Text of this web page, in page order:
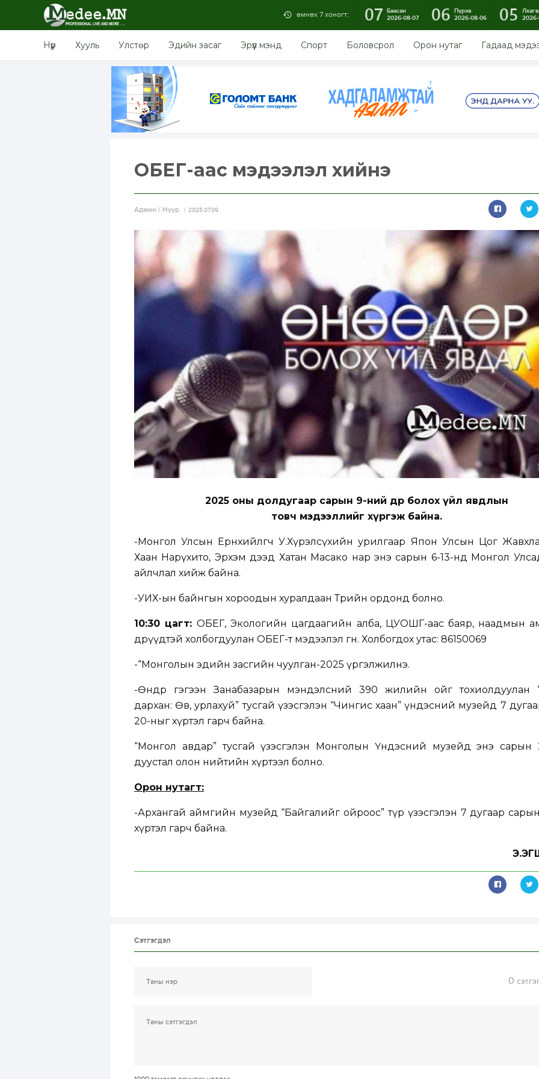
өмнөх 7 хоногт: 07 Баасан
2026-08-07
06 Пүрэв
2026-08-06
05
Нүүр Хууль Улстөр Эдийн засаг Эрүүл мэнд Спорт Боловсрол Орон нутаг Гадаад
ОБЕГ-аас мэдээлэл хийнэ
Aдмин / Нүүр 2025.07.09
2025 оны долдугаар сарын 9-ний өдөр болох үйл явдлын
товч мэдээллийг хүргэж байна.
-Монгол Улсын Ерөнхийлөгч У.Хүрэлсүхийн урилгаар Япон Улсын Цог
Хаан Нарүхито, Эрхэм дээд Хатан Масако нар энэ сарын 6-13-нд Монгол
айлчлал хийж байна.
-УИХ-ын байнгын хороодын хуралдаан Төрийн ордонд болно.
10:30 цагт:ОБЕГ, Экологийн цагдаагийн алба, ЦУОШГ-аас баяр, наадмын
өдрүүдтэй холбогдуулан ОБЕГ-т мэдээлэл өгнө. Холбогдох утас: 86150069
-“Монголын эдийн засгийн чуулган-2025 үргэлжилнэ.
-Өндөр гэгээн Занабазарын мэндэлсний 390 жилийн ойг тохиолдуулан
дархан: Өв, урлахуй” тусгай үзэсгэлэн “Чингис хаан” үндэсний музейд 7
20-ныг хүртэл гарч байна.
“Монгол авдар” тусгай үзэсгэлэн Монголын Үндэсний музейд энэ сарын
дуустал олон нийтийн хүртээл болно.
Орон нутагт:
-Архангай аймгийн музейд “Байгалийг ойроос” түр үзэсгэлэн 7 дугаар
хүртэл гарч байна.
Сэтгэгдэл
0